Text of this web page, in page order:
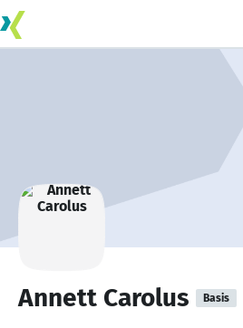
Annett Carolus Basis